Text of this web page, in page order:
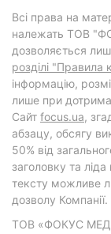
Всі права на
належать ТОВ
дозволяється
розділі "Правила
інформацію,
лише при
Cайт focus.ua,
абзацу, обсягу
50% від
заголовку та
тексту можливе
дозволу Компанії.
ТОВ «ФОКУС